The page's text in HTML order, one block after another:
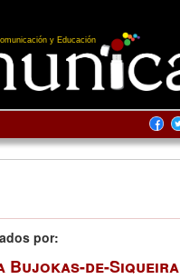
y Educación
por:
Bujokas-de-Siqueira